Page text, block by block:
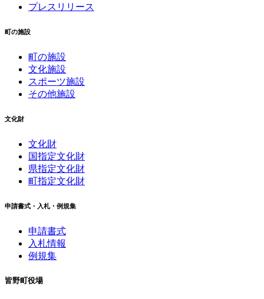
プレスリリース
町の施設
町の施設
文化施設
スポーツ施設
その他施設
文化財
文化財
国指定文化財
県指定文化財
町指定文化財
申請書式・入札・例規集
申請書式
入札情報
例規集
皆野町役場